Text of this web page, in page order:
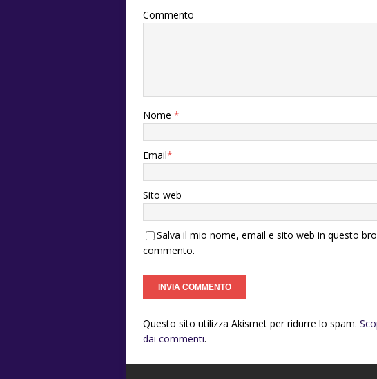
Commento
Nome *
Email*
Sito web
Salva il mio nome, email e sito web in questo
commento.
Questo sito utilizza Akismet per ridurre lo spam.
dai commenti.